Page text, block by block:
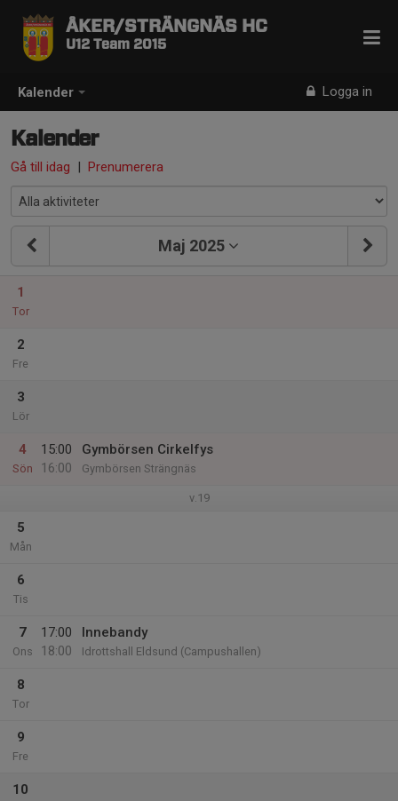
Kalender Logga in
ÅKER/STRÄNGNÄS HC
U12 Team 2015
Kalender
Gå till idag | Prenumerera
Maj 2025
1
Tor
2
Fre
3
Lör
4
Sön
15:00
16:00
Gymbörsen Cirkelfys
Gymbörsen Strängnäs
v.19
5
Mån
6
Tis
7
Ons
17:00
18:00
Innebandy
Idrottshall Eldsund (Campushallen)
8
Tor
9
Fre
10